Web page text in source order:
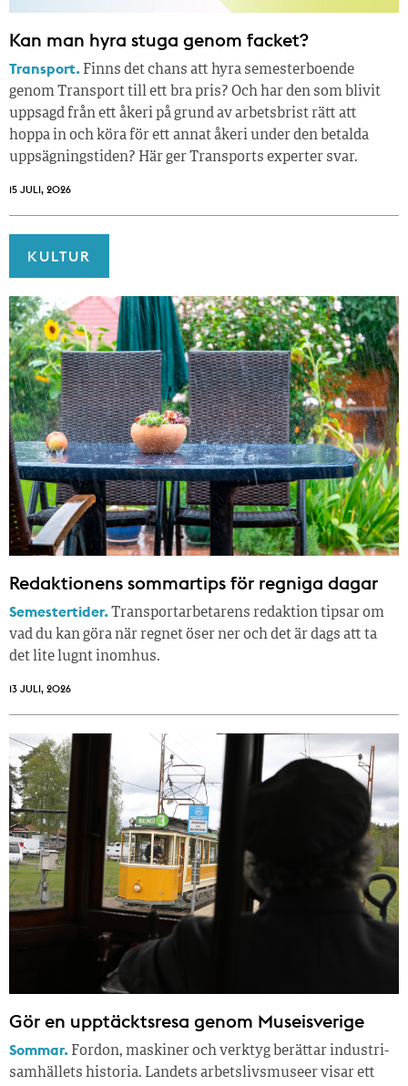
Kan man hyra stuga genom facket?
Transport. Finns det chans att hyra semesterboende
genom Transport till ett bra pris? Och har den som blivit
uppsagd från ett åkeri på grund av arbetsbrist rätt att
hoppa in och köra för ett annat åkeri under den betalda
uppsägningstiden? Här ger Transports experter svar.
15 JULI, 2026
KULTUR
Redaktionens sommar­tips för regniga dagar
Semestertider.Transportarbetarens redaktion tipsar om
vad du kan göra när regnet öser ner och det är dags att ta
det lite lugnt inomhus.
13 JULI, 2026
Gör en upptäcktsresa genom Museisverige
Sommar. Fordon, maskiner och verktyg berättar industri­
samhällets historia. Landets arbetslivsmuseer visar ett